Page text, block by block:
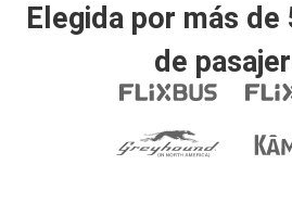
Elegida por más
de